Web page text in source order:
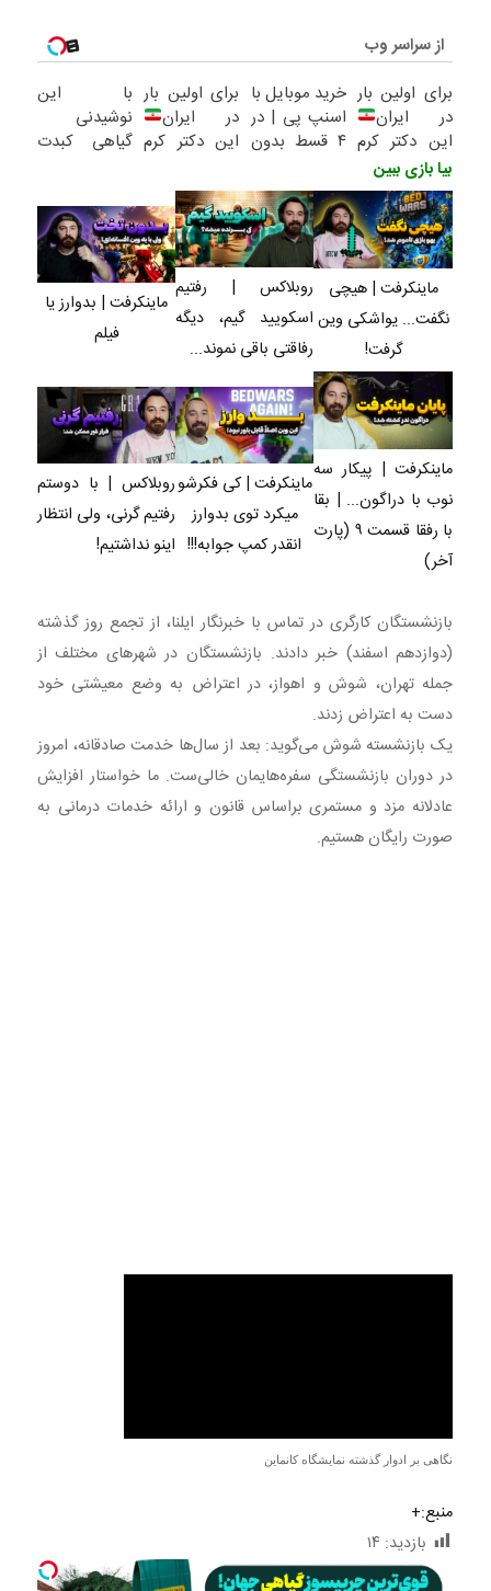
از سراسر وب
برای اولین بار
در ایران
این دکتر کرم
ترمیم کننده
23 روزه
ساخت!
خرید موبایل با
اسنپ پی | در
۴ قسط بدون
برای اولین بار
در ایران
این دکتر کرم
23 روزه
ساخت!
با این
نوشیدنی
گیاهی کبدت
بیا بازی ببین
ماینکرفت | هیچی
نگفت... یواشکی وین
گرفت!
روبلاکس | رفتیم
اسکویید گیم، دیگه
رفاقتی باقی نموند...
ماینکرفت | بدوارز یا
فیلم
ماینکرفت | پیکار سه
نوب با دراگون... | بقا
با رفقا قسمت ۹ (پارت
آخر)
ماینکرفت | کی فکرشو
میکرد توی بدوارز
انقدر کمپ جوابه!!!
روبلاکس | با دوستم
رفتیم گرنی، ولی انتظار
اینو نداشتیم!
بازنشستگان کارگری در تماس با خبرنگار ایلنا، از تجمع روز گذشته
(دوازدهم اسفند) خبر دادند. بازنشستگان در شهرهای مختلف از
جمله تهران، شوش و اهواز، در اعتراض به وضع معیشتی خود
دست به اعتراض زدند.
یک بازنشسته شوش می‌گوید: بعد از سال‌ها خدمت صادقانه، امروز
در دوران بازنشستگی سفره‌هایمان خالی‌ست. ما خواستار افزایش
عادلانه مزد و مستمری براساس قانون و ارائه خدمات درمانی به
صورت رایگان هستیم.
نگاهی بر ادوار گذشته نمایشگاه کانماین
منبع:+
بازدید: ۱۴